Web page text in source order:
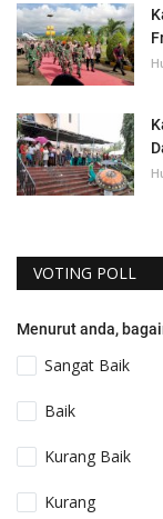
VOTING POLL
Menurut anda,
Sangat Baik
Baik
Kurang Baik
Kurang